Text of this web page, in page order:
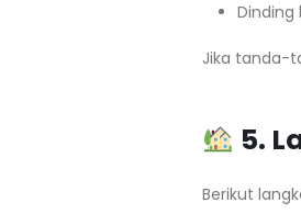
Dinding
Jika tanda-
5.
Berikut